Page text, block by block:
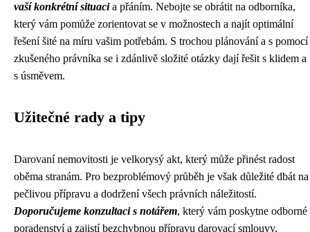
vaší konkrétní situacia přáním. Nebojte se obrátit na odborníka,
který vám pomůže zorientovat se v možnostech a najít optimální
řešení šité na míru vašim potřebám. S trochou plánování a s pomocí
zkušeného právníka se i zdánlivě složité otázky dají řešit s klidem a
s úsměvem.
Užitečné rady a tipy
Darovaní nemovitosti je velkorysý akt, který může přinést radost
oběma stranám. Pro bezproblémový průběh je však důležité dbát na
pečlivou přípravu a dodržení všech právních náležitostí.
Doporučujeme konzultaci s notářem, který vám poskytne odborné
poradenství a zajistí bezchybnou přípravu darovací smlouvy.